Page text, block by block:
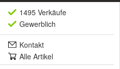
1495 Verkäufe
Gewerblich
Kontakt
Alle Artikel